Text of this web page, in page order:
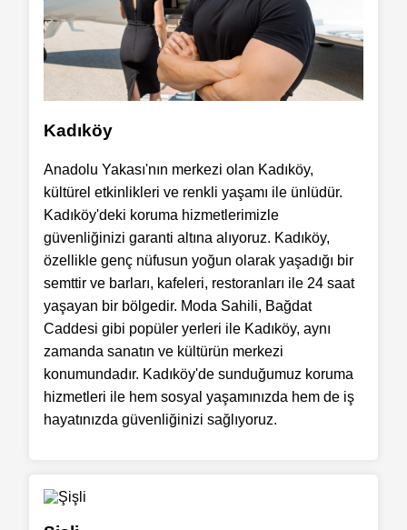
Kadıköy
Anadolu Yakası'nın merkezi olan Kadıköy,
kültürel etkinlikleri ve renkli yaşamı ile ünlüdür.
Kadıköy'deki koruma hizmetlerimizle
güvenliğinizi garanti altına alıyoruz. Kadıköy,
özellikle genç nüfusun yoğun olarak yaşadığı bir
semttir ve barları, kafeleri, restoranları ile 24 saat
yaşayan bir bölgedir. Moda Sahili, Bağdat
Caddesi gibi popüler yerleri ile Kadıköy, aynı
zamanda sanatın ve kültürün merkezi
konumundadır. Kadıköy'de sunduğumuz koruma
hizmetleri ile hem sosyal yaşamınızda hem de iş
hayatınızda güvenliğinizi sağlıyoruz.